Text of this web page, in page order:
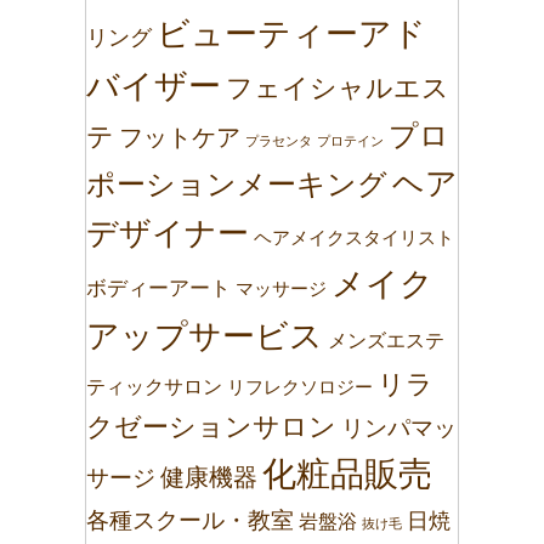
リング ビューティーアド
バイザー フェイシャルエス
テ フットケア プラセンタ プロテイン プロ
ポーションメーキングヘア
デザイナー ヘアメイクスタイリスト
ボディーアート マッサージ メイク
アップサービス
メンズエステ
ティックサロン リフレクソロジー リラ
クゼーションサロン リンパマッ
サージ 健康機器 化粧品販売
各種スクール・教室 岩盤浴 抜け毛 日焼